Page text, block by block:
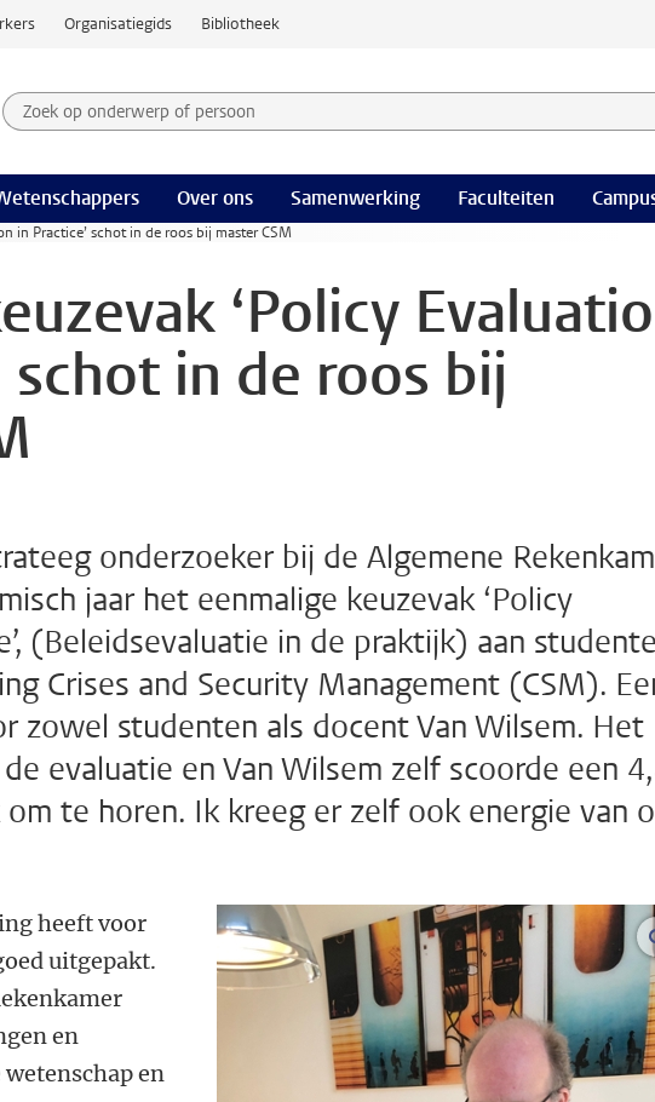
Organisatiegids Bibliotheek
Zoek op onderwerp of persoon en selecteer categorie
Zoekterm
Over ons Samenwerking Faculteiten
in Practice’ schot in de roos bij master CSM
‘Policy
schot in de roos bij
onderzoeker bij de Algemene
jaar het eenmalige keuzevak ‘Policy
(Beleidsevaluatie in de praktijk) aan
Crises and Security Management (CSM).
zowel studenten als docent Van Wilsem. Het
evaluatie en Van Wilsem zelf scoorde een
te horen. Ik kreeg er zelf ook energie van
heeft voor
uitgepakt.
en
en